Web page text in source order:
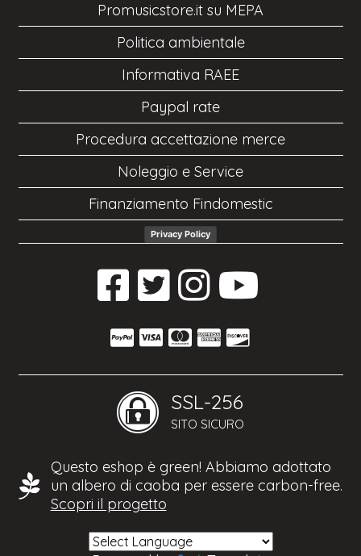
Promusicstore.it su MEPA
Politica ambientale
Informativa RAEE
Paypal rate
Procedura accettazione merce
Noleggio e Service
Finanziamento Findomestic
Privacy Policy
SSL-256
SITO SICURO
Questo eshop è green! Abbiamo adottato
un albero di caoba per essere carbon-free.
Scopri il progetto